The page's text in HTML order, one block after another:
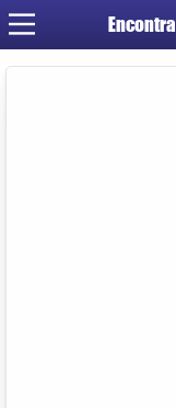
Encontra